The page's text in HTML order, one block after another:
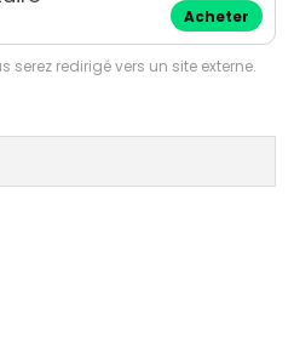
Acheter
serez redirigé vers un site externe.